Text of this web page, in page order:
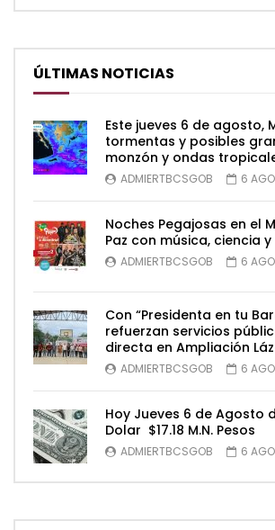
ÚLTIMAS NOTICIAS
Este jueves 6 de agosto,
tormentas y posibles
monzón y ondas
ADMIERTBCSGOB 6
Noches Pegajosas en el
Paz con música, ciencia
ADMIERTBCSGOB 6
Con “Presidenta en tu
refuerzan servicios
directa en Ampliación
ADMIERTBCSGOB 6
Hoy Jueves 6 de Agosto
Dolar $17.18 M.N. Pesos
ADMIERTBCSGOB 6